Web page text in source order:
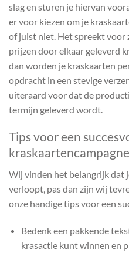
slag en sturen je hiervan
er voor kiezen om je
of juist niet. Het spreekt voor
prijzen door elkaar geleverd
dan worden je kraskaarten
opdracht in een stevige
uiteraard voor dat de
termijn geleverd wordt.
Tips voor een
kraskaartencampagne
Wij vinden het belangrijk dat
verloopt, pas dan zijn wij
onze handige tips voor een
Bedenk een pakkende
krasactie kunt winnen en